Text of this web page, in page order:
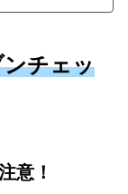
チェッ
意！